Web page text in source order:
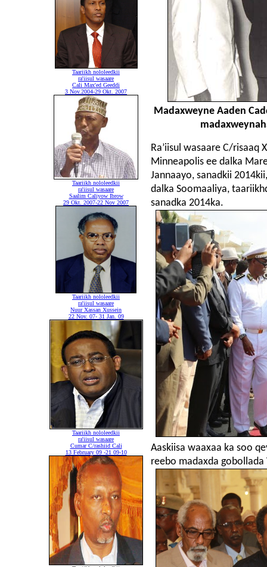
Taariikh nololeedkii
ra'iisul wasaare
Cali Max'ed Geeddi
3 Nov.2004-29 Okt. 2007
Taariikh nololeedkii
ra'iisul wasaare
Saalim Caliyow Ibrow
29 Okt. 2007-22 Nov 2007
Taariikh nololeedkii
ra'iisul wasaare
Nuur Xassan Xussein
22 Nov. 07- 31 Jan. 09
Taariikh nololeedkii
ra'iisul wasaare
Cumar C/rashiid Cali
13 February 09 -21 09-10
Madaxweyne Aaden
Ra’iisul wasaare C/risaaq
Minneapolis ee dalka
Jannaayo, sanadkii
dalka Soomaaliya,
sanadka 2014ka.
Aaskiisa waaxaa ka soo
reebo madaxda